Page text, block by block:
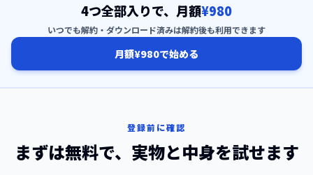
4つ全部入りで、月額¥980
いつでも解約・ダウンロード済みは解約後も利用できます
月額¥980で始める
登録前に確認
まずは無料で、実物と中身を試せます